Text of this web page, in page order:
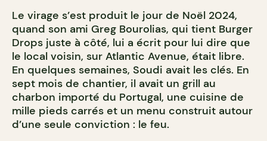
Le virage s’est produit le jour de Noël 2024,
quand son ami Greg Bourolias, qui tient Burger
Drops juste à côté, lui a écrit pour lui dire que
le local voisin, sur Atlantic Avenue, était libre.
En quelques semaines, Soudi avait les clés. En
sept mois de chantier, il avait un grill au
charbon importé du Portugal, une cuisine de
mille pieds carrés et un menu construit autour
d’une seule conviction : le feu.